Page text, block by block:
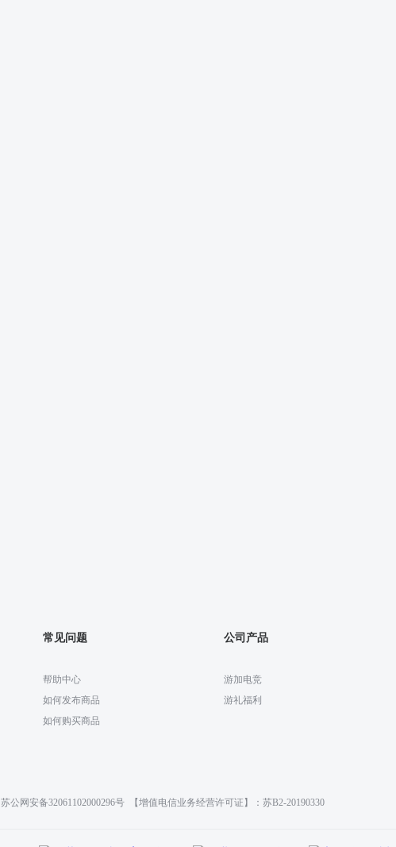
常见问题
帮助中心
如何发布商品
如何购买商品
公司产品
游加电竞
游礼福利
苏公网安备32061102000296号 【增值电信业务经营许可证】：苏B2-20190330